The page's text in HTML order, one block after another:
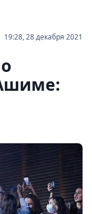
19:28, 28 декабря 2021